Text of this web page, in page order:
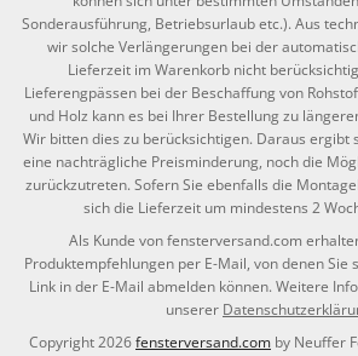
Sonderausführung, Betriebsurlaub etc.). Aus
wir solche Verlängerungen bei der
Lieferzeit im Warenkorb nicht
Lieferengpässen bei der Beschaffung von
und Holz kann es bei Ihrer Bestellung zu
Wir bitten dies zu berücksichtigen. Daraus ergibt
eine nachträgliche Preisminderung, noch die
zurückzutreten. Sofern Sie ebenfalls die
sich die Lieferzeit um mindestens 2
Als Kunde von fensterversand.com
Produktempfehlungen per E-Mail, von denen Sie
Link in der E-Mail abmelden können. Weitere
unserer
Copyright 2026fensterversand.com by Neuffer